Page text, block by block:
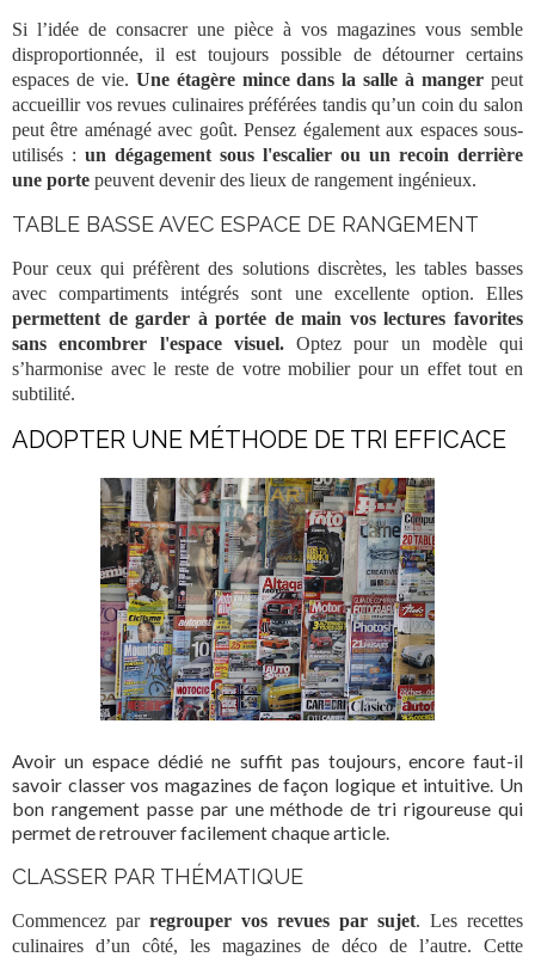
Si l’idée de consacrer une pièce à vos magazines vous semble
disproportionnée, il est toujours possible de détourner certains
espaces de vie. Une étagère mince dans la salle à manger peut
accueillir vosrevues culinaires préférées tandis qu’un coin dusalon
peut être aménagé avec goût. Pensez également aux espaces sous-
utilisés : un dégagement sous l'escalier ou un recoin derrière
une porte peuvent devenir des lieux de rangement ingénieux.
TABLE BASSE AVEC ESPACE DE RANGEMENT
Pour ceux qui préfèrent des solutions discrètes, les tablesbasses
avec compartiments intégrés sont une excellente option. Elles
permettent de garder à portée de main vos lectures favorites
sans encombrer l'espace visuel.Optez pour un modèle qui
s’harmonise avec le reste de votre mobilier pour un effet tout en
subtilité.
ADOPTER UNE MÉTHODE DE TRI EFFICACE
Avoir un espace dédié ne suffit pas toujours, encore faut-il
savoir classervosmagazines de façon logique et intuitive. Un
bon rangementpasse par une méthode de tri rigoureuse qui
permet de retrouver facilement chaquearticle.
CLASSER PAR THÉMATIQUE
Commencez par regrouper vos revues par sujet. Les recettes
culinaires d’un côté, les magazinesdedéco de l’autre. Cette